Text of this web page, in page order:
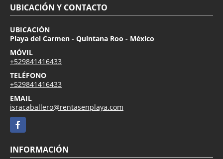
UBICACIÓN Y CONTACTO
UBICACIÓN
Playa del Carmen - Quintana Roo - México
MÓVIL
+529841416433
TELÉFONO
+529841416433
EMAIL
isracaballero@rentasenplaya.com
Facebook
INFORMACIÓN